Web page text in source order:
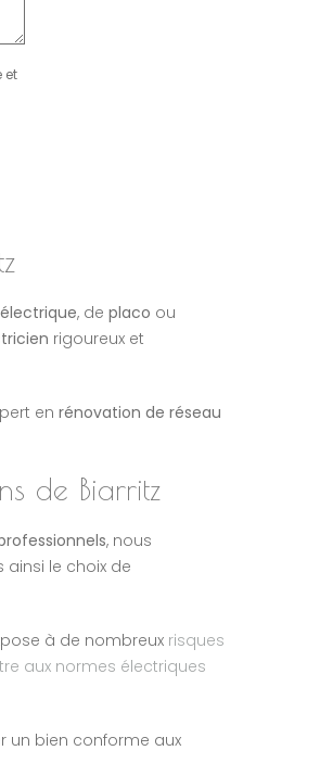
et
, de placo ou
rigoureux et
en rénovation de réseau
de Biarritz
, nous
ainsi le choix de
à de nombreux risques
aux normes électriques
un bien conforme aux